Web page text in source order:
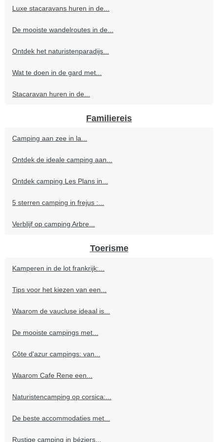
Luxe stacaravans huren in de...
De mooiste wandelroutes in de...
Ontdek het naturistenparadijs...
Wat te doen in de gard met...
Stacaravan huren in de...
Familiereis
Camping aan zee in la...
Ontdek de ideale camping aan...
Ontdek camping Les Plans in...
5 sterren camping in frejus :...
Verblijf op camping Arbre...
Toerisme
Kamperen in de lot frankrijk:...
Tips voor het kiezen van een...
Waarom de vaucluse ideaal is...
De mooiste campings met...
Côte d'azur campings: van...
Waarom Cafe Rene een...
Naturistencamping op corsica:...
De beste accommodaties met...
Rustige camping in béziers...